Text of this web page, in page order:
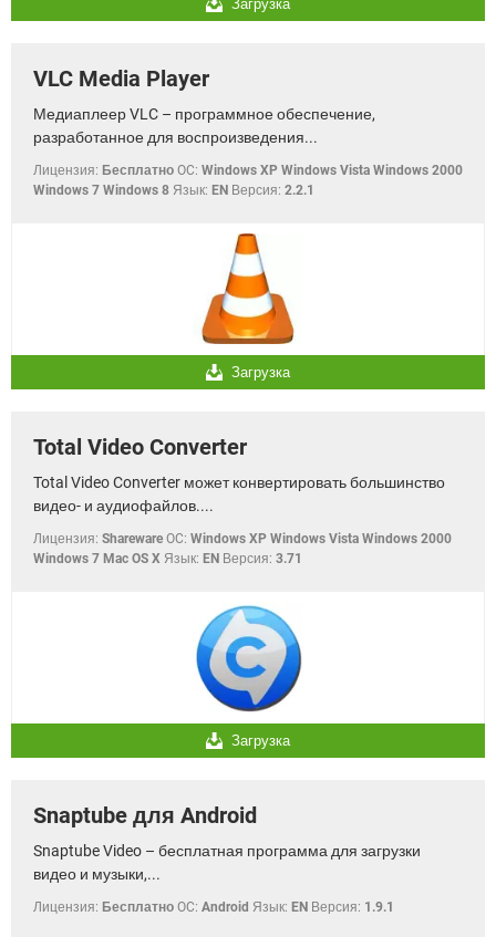
Загрузка
VLC Media Player
Медиаплеер VLC – программное обеспечение,
разработанное для воспроизведения...
Лицензия: Бесплатно OC: Windows XP Windows Vista Windows 2000
Windows 7 Windows 8 Язык: EN Версия: 2.2.1
Загрузка
Total Video Converter
Total Video Converter может конвертировать большинство
видео- и аудиофайлов....
Лицензия: Shareware OC: Windows XP Windows Vista Windows 2000
Windows 7 Mac OS X Язык: EN Версия: 3.71
Загрузка
Snaptube для Android
Snaptube Video – бесплатная программа для загрузки
видео и музыки,...
Лицензия: Бесплатно OC: Android Язык: EN Версия: 1.9.1